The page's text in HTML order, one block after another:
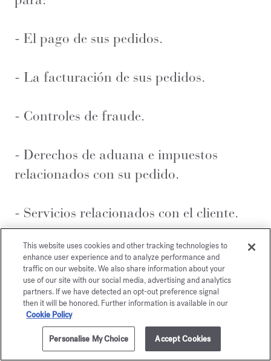
- El pago de sus pedidos.
- La facturación de sus pedidos.
- Controles de fraude.
- Derechos de aduana e impuestos
relacionados con su pedido.
- Servicios relacionados con el cliente.
¿Qué motivos legales
legitiman el tratamiento
de sus datos?
This website uses cookies and other tracking technologies to
enhance user experience and to analyze performance and
traffic on our website. We also share information about your
use of our site with our social media, advertising and analytics
partners. If we have detected an opt-out preference signal
then it will be honored. Further information is available in our
Cookie Policy
Personalise My Choice Accept Cookies